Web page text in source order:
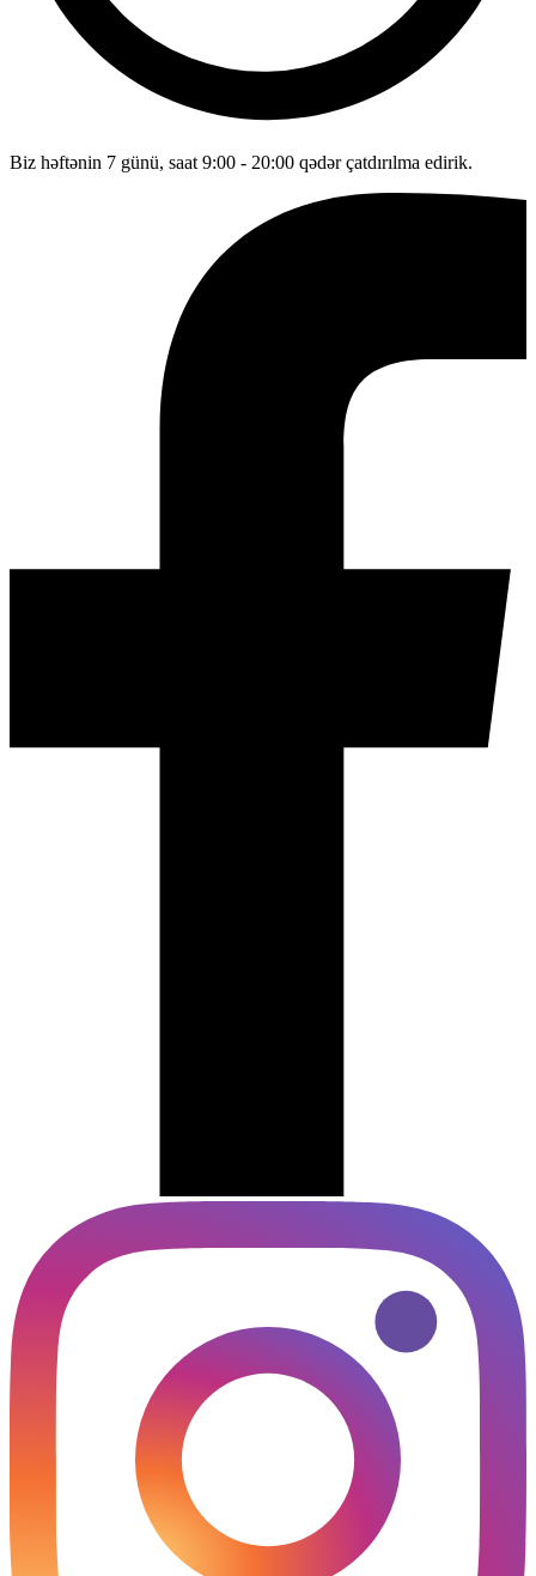
Biz həftənin 7 günü, saat 9:00 - 20:00 qədər çatdırılma edirik.